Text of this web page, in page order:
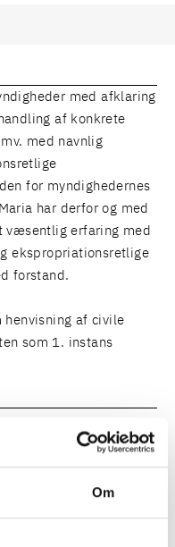
Om
med afklaring
af konkrete
med navnlig
for myndighedernes
har derfor og med
væsentlig erfaring med
ekspropriationsretlige
forstand.
af civile
som 1. instans